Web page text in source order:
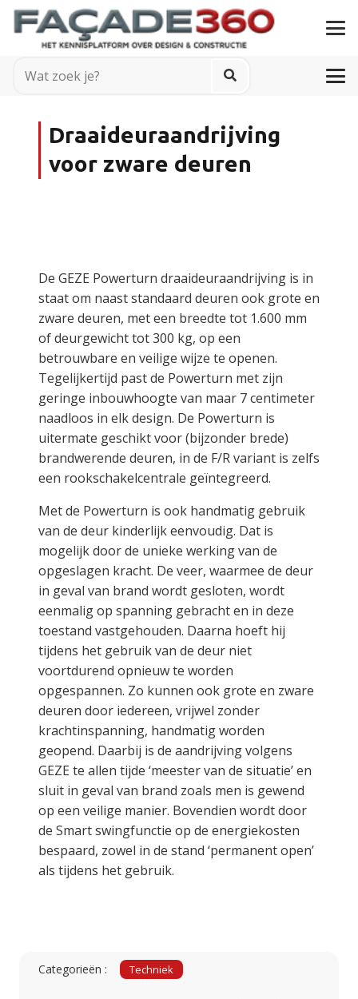
Draaideuraandrijving
voor zware deuren
De GEZE Powerturn draaideuraandrijving is in
staat om naast standaard deuren ook grote en
zware deuren, met een breedte tot 1.600 mm
of deurgewicht tot 300 kg, op een
betrouwbare en veilige wijze te openen.
Tegelijkertijd past de Powerturn met zijn
geringe inbouwhoogte van maar 7 centimeter
naadloos in elk design. De Powerturn is
uitermate geschikt voor (bijzonder brede)
brandwerende deuren, in de F/R variant is zelfs
een rookschakelcentrale geïntegreerd.
Met de Powerturn is ook handmatig gebruik
van de deur kinderlijk eenvoudig. Dat is
mogelijk door de unieke werking van de
opgeslagen kracht. De veer, waarmee de deur
in geval van brand wordt gesloten, wordt
eenmalig op spanning gebracht en in deze
toestand vastgehouden. Daarna hoeft hij
tijdens het gebruik van de deur niet
voortdurend opnieuw te worden
opgespannen. Zo kunnen ook grote en zware
deuren door iedereen, vrijwel zonder
krachtinspanning, handmatig worden
geopend. Daarbij is de aandrijving volgens
GEZE te allen tijde ‘meester van de situatie’ en
sluit in geval van brand zoals men is gewend
op een veilige manier. Bovendien wordt door
de Smart swingfunctie op de energiekosten
bespaard, zowel in de stand ‘permanent open’
als tijdens het gebruik.
Categorieën : Techniek